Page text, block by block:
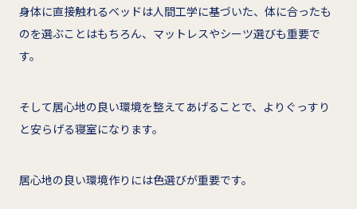
身体に直接触れるベッドは人間工学に基づいた、体に合ったも
のを選ぶことはもちろん、マットレスやシーツ選びも重要で
す。
そして居心地の良い環境を整えてあげることで、よりぐっすり
と安らげる寝室になります。
居心地の良い環境作りには色選びが重要です。